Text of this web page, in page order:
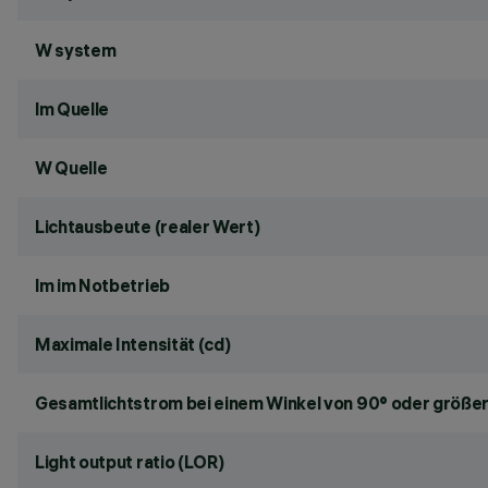
W system
lm Quelle
W Quelle
Lichtausbeute (realer Wert)
lm im Notbetrieb
Maximale Intensität (cd)
Gesamtlichtstrom bei einem Winkel von 90° oder
Light output ratio (LOR)